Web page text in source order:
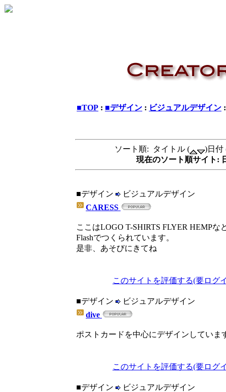
■TOP : ■デザイン : ビジュアルデザイン
ソート順: タイトル (
)日付
現在のソート順サイト:
■デザイン
ビジュアルデザイン
CARESS
ここはLOGO T-SHIRTS FLYER HEMP
Flashでつくられています。
是非、あそびにきてね
このサイトを評価する(要ログ
■デザイン
ビジュアルデザイン
dive
ポストカードを中心にデザインしていま
このサイトを評価する(要ログ
■デザイン
ビジュアルデザイン